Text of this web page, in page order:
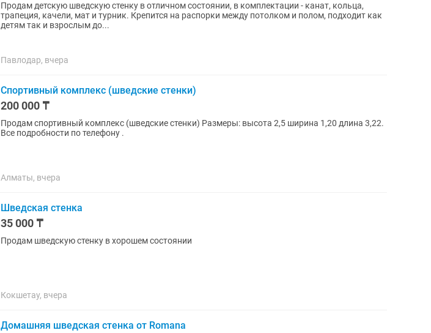
Продам детскую шведскую стенку в отличном состоянии, в комплектации - канат, кольца,
трапеция, качели, мат и турник. Крепится на распорки между потолком и полом, подходит как
детям так и взрослым до...
Павлодар, вчера
Спортивный комплекс (шведские стенки)
200 000 ₸
Продам спортивный комплекс (шведские стенки) Размеры: высота 2,5 ширина 1,20 длина 3,22.
Все подробности по телефону .
Алматы, вчера
Шведская стенка
35 000 ₸
Продам шведскую стенку в хорошем состоянии
Кокшетау, вчера
Домашняя шведская стенка от Romana